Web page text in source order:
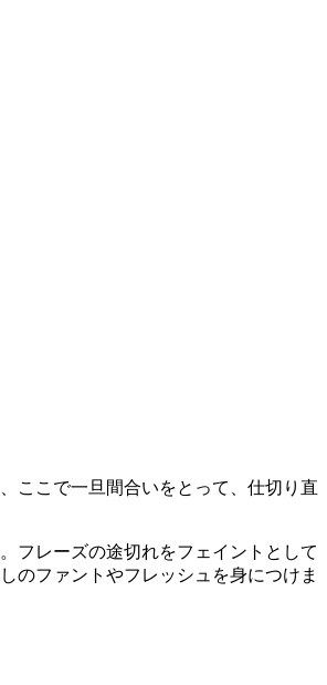
ここで一旦間合いをとって、仕切り直
フレーズの途切れをフェイントとして
のファントやフレッシュを身につけま